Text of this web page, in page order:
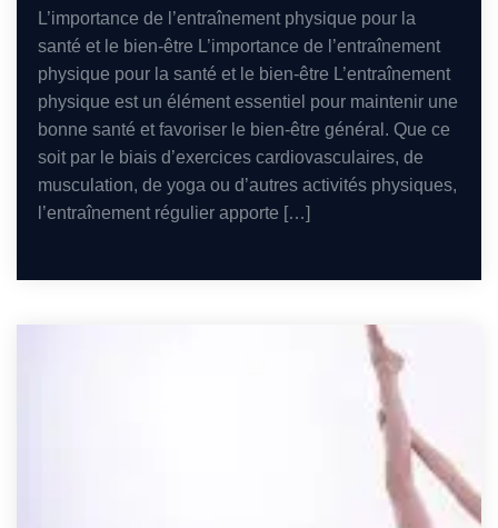
L’importance de l’entraînement physique pour la
santé et le bien-être L’importance de l’entraînement
physique pour la santé et le bien-être L’entraînement
physique est un élément essentiel pour maintenir une
bonne santé et favoriser le bien-être général. Que ce
soit par le biais d’exercices cardiovasculaires, de
musculation, de yoga ou d’autres activités physiques,
l’entraînement régulier apporte […]